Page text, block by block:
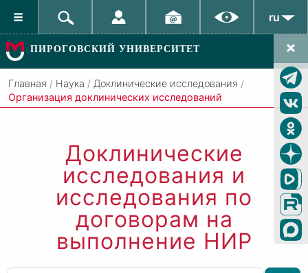
ru
ПИРОГОВСКИЙ УНИВЕРСИТЕТ
Главная / Наука / Доклинические исследования /
Организация доклинических исследований
Доклинические
исследования и
исследования по
договорам на
выполнение НИР